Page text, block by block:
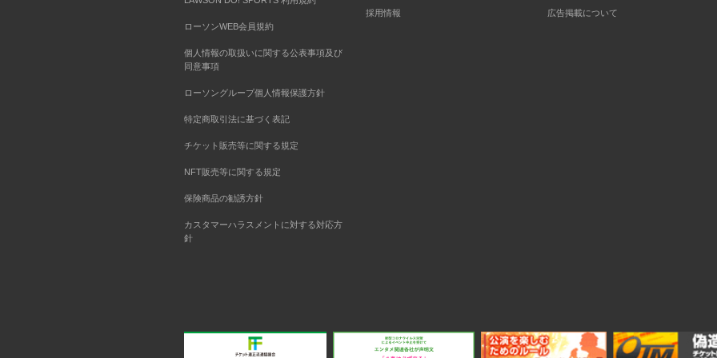
ローソンWEB会員規約
個人情報の取扱いに関する公表事項及び
同意事項
ローソングループ個人情報保護方針
特定商取引法に基づく表記
チケット販売等に関する規定
NFT販売等に関する規定
保険商品の勧誘方針
カスタマーハラスメントに対する対応方
針
採用情報 広告掲載について